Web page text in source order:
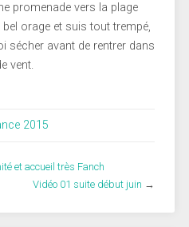
promenade vers la plage
orage et suis tout trempé,
sécher avant de rentrer dans
vent.
2015
et accueil très Fanch
Vidéo 01 suite début juin →